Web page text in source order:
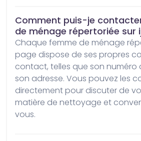
Comment puis-je
de ménage répertoriée sur
Chaque femme de ménage répertoriée sur notre
page dispose de ses propres
contact, telles que son numéro
son adresse. Vous pouvez les
directement pour discuter de
matière de nettoyage et
vous.